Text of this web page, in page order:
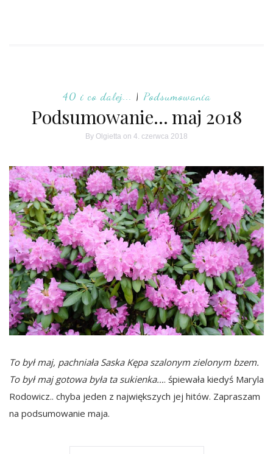
40 i co dalej... | Podsumowania
Podsumowanie… maj 2018
By Olgietta on 4. czerwca 2018
To był maj, pachniała Saska Kępa szalonym zielonym bzem.
To był maj gotowa była ta sukienka…. śpiewała kiedyś Maryla
Rodowicz.. chyba jeden z największych jej hitów. Zapraszam
na podsumowanie maja.